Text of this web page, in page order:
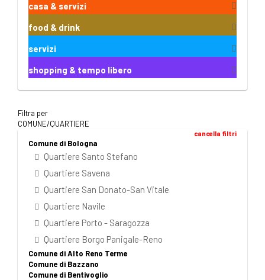
casa & servizi
food & drink
servizi
shopping & tempo libero
Filtra per
COMUNE/QUARTIERE
cancella filtri
Comune di Bologna
Quartiere Santo Stefano
Quartiere Savena
Quartiere San Donato-San Vitale
Quartiere Navile
Quartiere Porto - Saragozza
Quartiere Borgo Panigale-Reno
Comune di Alto Reno Terme
Comune di Bazzano
Comune di Bentivoglio